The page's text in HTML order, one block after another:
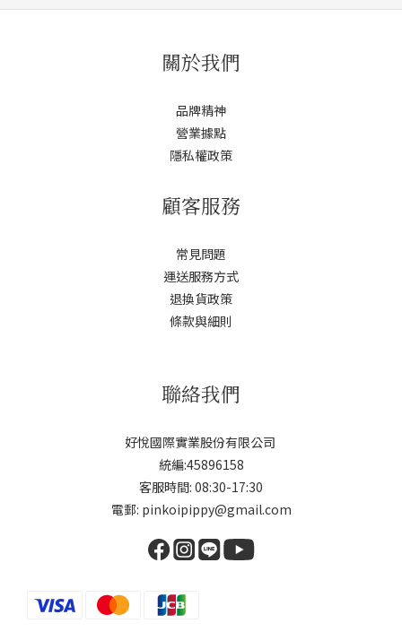
關於我們
品牌精神
營業據點
隱私權政策
顧客服務
常見問題
運送服務方式
退換貨政策
條款與細則
聯絡我們
好悅國際實業股份有限公司
統編:45896158
客服時間: 08:30-17:30
電郵: pinkoipippy@gmail.com